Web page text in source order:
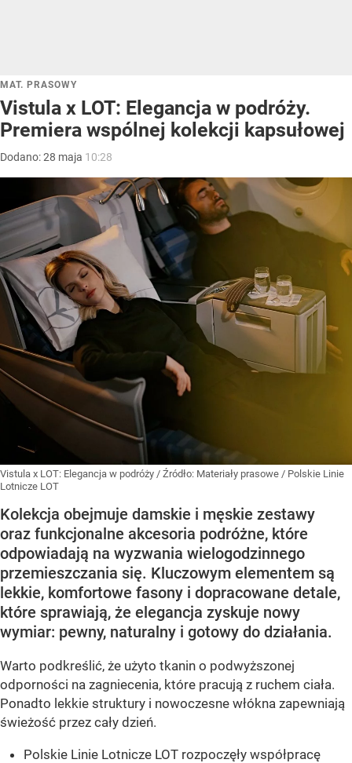
MAT. PRASOWY
Vistula x LOT: Elegancja w podróży.
Premiera wspólnej kolekcji kapsułowej
Dodano:28 maja 10:28
Vistula x LOT: Elegancja w podróży / Źródło: Materiały prasowe / Polskie Linie
Lotnicze LOT
Kolekcja obejmuje damskie i męskie zestawy
oraz funkcjonalne akcesoria podróżne, które
odpowiadają na wyzwania wielogodzinnego
przemieszczania się. Kluczowym elementem są
lekkie, komfortowe fasony i dopracowane detale,
które sprawiają, że elegancja zyskuje nowy
wymiar: pewny, naturalny i gotowy do działania.
Warto podkreślić, że użyto tkanin o podwyższonej
odporności na zagniecenia, które pracują z ruchem ciała.
Ponadto lekkie struktury i nowoczesne włókna zapewniają
świeżość przez cały dzień.
Polskie Linie Lotnicze LOT rozpoczęły współpracę